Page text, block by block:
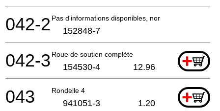
Pas d'informations disponibles, non commandable
042-2 152848-7
Roue de soutien complète +
042-3 154530-4 12.96
Rondelle 4 +
043 941051-3 1.20